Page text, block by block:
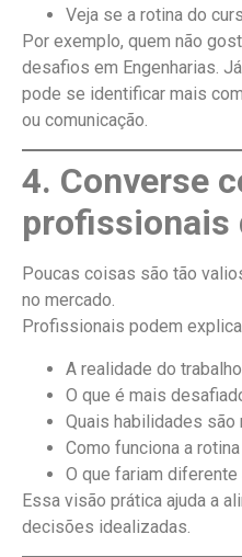
Veja se a rotina do
Por exemplo, quem não
desafios em Engenharias.
pode se identificar mais
ou comunicação.
4. Converse
profissionais
Poucas coisas são tão
no mercado.
Profissionais podem
A realidade do trabalho
O que é mais
Quais habilidades
Como funciona a rotina
O que fariam
Essa visão prática ajuda a
decisões idealizadas.